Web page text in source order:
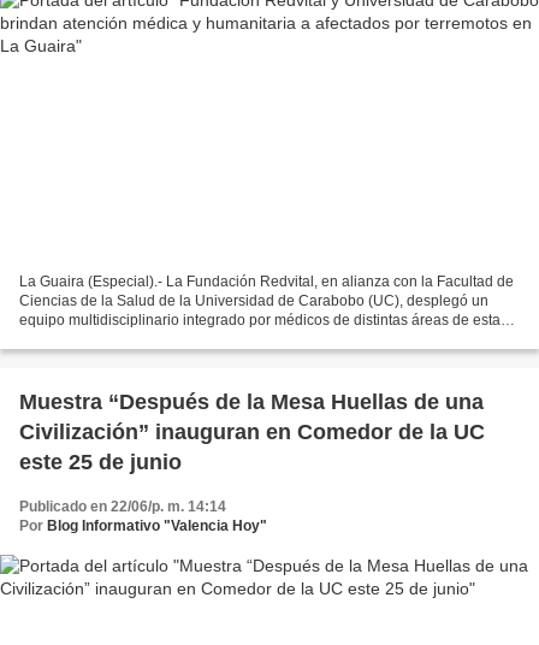
La Guaira (Especial).- La Fundación Redvital, en alianza con la Facultad de
Ciencias de la Salud de la Universidad de Carabobo (UC), desplegó un
equipo multidisciplinario integrado por médicos de distintas áreas de esta
Muestra “Después de la Mesa Huellas de una
Civilización” inauguran en Comedor de la UC
este 25 de junio
Publicado en 22/06/p. m. 14:14
Por Blog Informativo "Valencia Hoy"